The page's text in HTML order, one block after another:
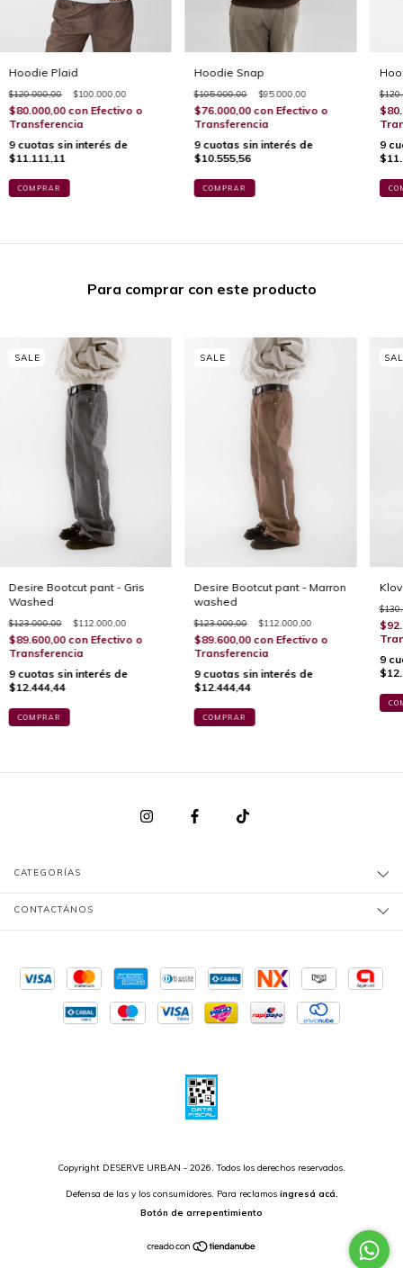
Hoodie Plaid
$120.000,00 $100.000,00
$80.000,00 con Efectivo o
Transferencia
9 cuotas sin interés de
$11.111,11
COMPRAR
Hoodie Snap
$105.000,00 $95.000,00
$76.000,00 con Efectivo o
Transferencia
9 cuotas sin interés de
$10.555,56
COMPRAR
9
Para comprar con este producto
Desire Bootcut pant - Gris
Washed
$123.000,00 $112.000,00
$89.600,00 con Efectivo o
Transferencia
9 cuotas sin interés de
$12.444,44
COMPRAR
Desire Bootcut pant - Marron
washed
$123.000,00 $112.000,00
$89.600,00 con Efectivo o
Transferencia
9 cuotas sin interés de
$12.444,44
COMPRAR
9
CATEGORÍAS
CONTACTÁNOS
Copyright DESERVE URBAN - 2026. Todos los derechos reservados.
Defensa de las y los consumidores. Para reclamos ingresá acá.
Botón de arrepentimiento